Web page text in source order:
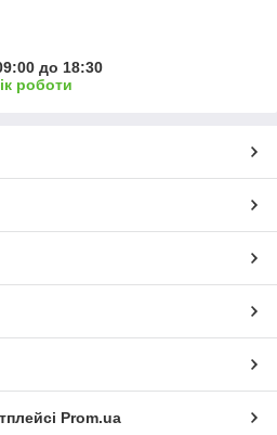
до 18:30
роботи
Prom.ua